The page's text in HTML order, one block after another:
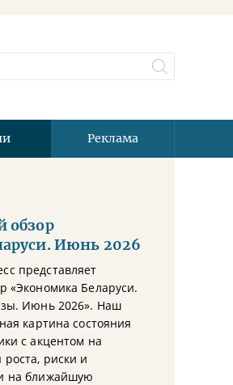
Реклама
обзор
Июнь 2026
представляет
«Экономика Беларуси.
Июнь 2026». Наш
картина состояния
с акцентом на
риски и
на ближайшую